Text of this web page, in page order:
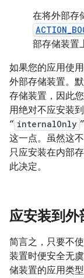
在将外部存
部存储装置
如果您的应用使
外部存储装置。
存储装置，因此
用绝对不应安装
“ internalOnly
这一点。虽然这
只应安装在内部
此决定。
应安装到外
简言之，只要不
装置时便安全无
储装置的应用类